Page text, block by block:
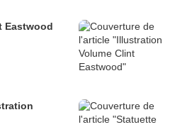
Eastwood